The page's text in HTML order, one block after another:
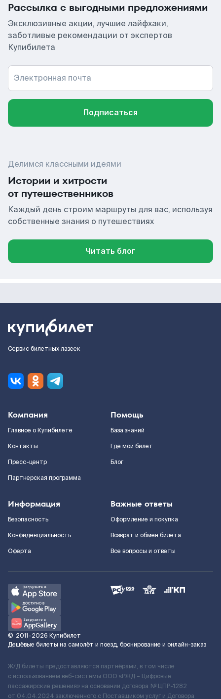
Рассылка с выгодными предложениями
Эксклюзивные акции, лучшие лайфхаки,
заботливые рекомендации от экспертов
Купибилета
Электронная почта
Подписаться
Делимся классными идеями
Истории и хитрости
от путешественников
Каждый день строим маршруты для вас, используя
собственные знания о путешествиях
Читать блог
Сервис билетных лазеек
Компания
Главное о Купибилете
Контакты
Пресс-центр
Партнерская программа
Помощь
База знаний
Где мой билет
Блог
Информация
Безопасность
Конфиденциальность
Оферта
Важные ответы
Оформление и покупка
Возврат и обмен билета
Все вопросы и ответы
© 2011–2026 Купибилет
Дешёвые билеты на самолёт и поезд, бронирование и онлайн-заказ
Ж/Д билеты предоставляются партнёрами, в том числе
с использованием веб-системы ООО «РЖД – Цифровые
пассажирские решения» на основании договора № ЦПР-1282
от 04.04.2024 заключенного с Поставщиком услуг и Договора